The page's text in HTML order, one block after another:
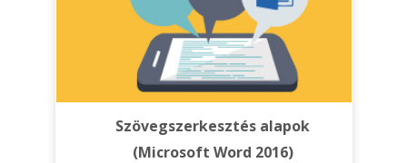
Szövegszerkesztés alapok
(Microsoft Word 2016)